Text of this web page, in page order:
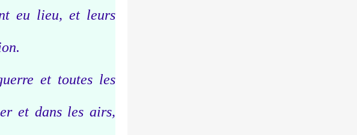
eu lieu, et leurs
et toutes les
et dans les airs,